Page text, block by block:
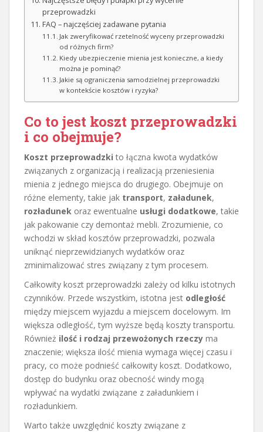
przeprowadzki
FAQ – najczęściej zadawane pytania
Jak zweryfikować rzetelność wyceny przeprowadzki
od różnych firm?
Kiedy ubezpieczenie mienia jest konieczne, a kiedy
można je pominąć?
Jakie są ograniczenia samodzielnej przeprowadzki
w kontekście kosztów i ryzyka?
Co to jest koszt przeprowadzki
i co obejmuje?
Koszt przeprowadzki to łączna kwota wydatków
związanych z organizacją i realizacją przeniesienia
mienia z jednego miejsca do drugiego. Obejmuje on
różne elementy, takie jak transport, załadunek,
rozładunek oraz ewentualne usługi dodatkowe, takie
jak pakowanie czy demontaż mebli. Zrozumienie, co
wchodzi w skład kosztów przeprowadzki, pozwala
uniknąć nieprzewidzianych wydatków oraz
zminimalizować stres związany z tym procesem.
Całkowity koszt przeprowadzki zależy od kilku istotnych
czynników. Przede wszystkim, istotna jest odległość
między miejscem wyjazdu a miejscem docelowym. Im
większa odległość, tym wyższe będą koszty transportu.
Również ilość i rodzaj przewożonych rzeczy ma
znaczenie; większa ilość mienia wymaga więcej czasu i
pracy, co może podnieść całkowity koszt. Dodatkowo,
dostęp do budynku oraz obecność windy mogą
wpływać na wydatki związane z załadunkiem i
rozładunkiem.
Warto także uwzględnić koszty związane z